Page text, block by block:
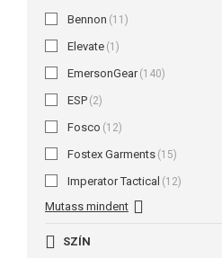
Bennon (11)
Elevate (1)
EmersonGear (140)
ESP (2)
Fosco (12)
Fostex Garments (15)
Imperator Tactical (12)
Mutass mindent
SZÍN